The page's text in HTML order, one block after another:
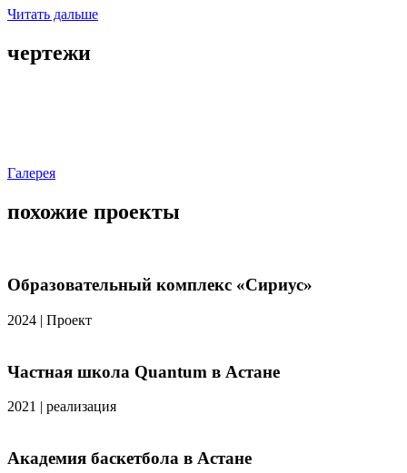
Читать дальше
чертежи
Галерея
похожие проекты
Образовательный комплекс «Сириус»
2024 | Проект
Частная школа Quantum в Астане
2021 | реализация
Академия баскетбола в Астане